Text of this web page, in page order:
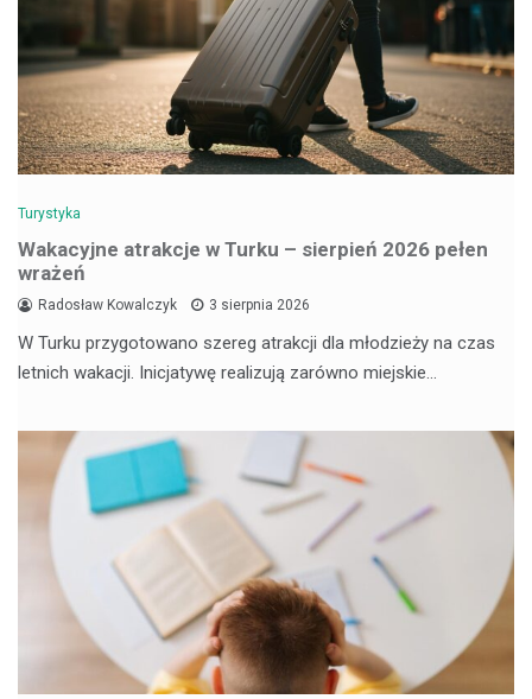
Turystyka
Wakacyjne atrakcje w Turku – sierpień 2026 pełen
wrażeń
Radosław Kowalczyk 3 sierpnia 2026
W Turku przygotowano szereg atrakcji dla młodzieży na czas
letnich wakacji. Inicjatywę realizują zarówno miejskie…